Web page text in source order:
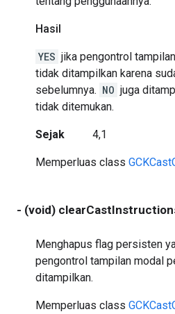
Hasil
YES jika pengontrol
tidak ditampilkan karena
sebelumnya. NO juga
tidak ditemukan.
Sejak 4,1
Memperluas class
- (void)
Menghapus flag persisten
pengontrol tampilan modal
ditampilkan.
Memperluas class